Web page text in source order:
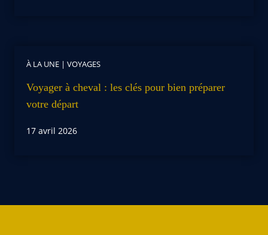
À LA UNE | VOYAGES
Voyager à cheval : les clés pour bien préparer
votre départ
17 avril 2026